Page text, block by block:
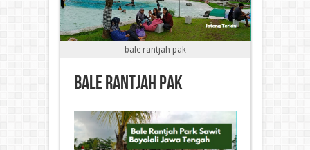
bale rantjah pak
bale rantjah pak